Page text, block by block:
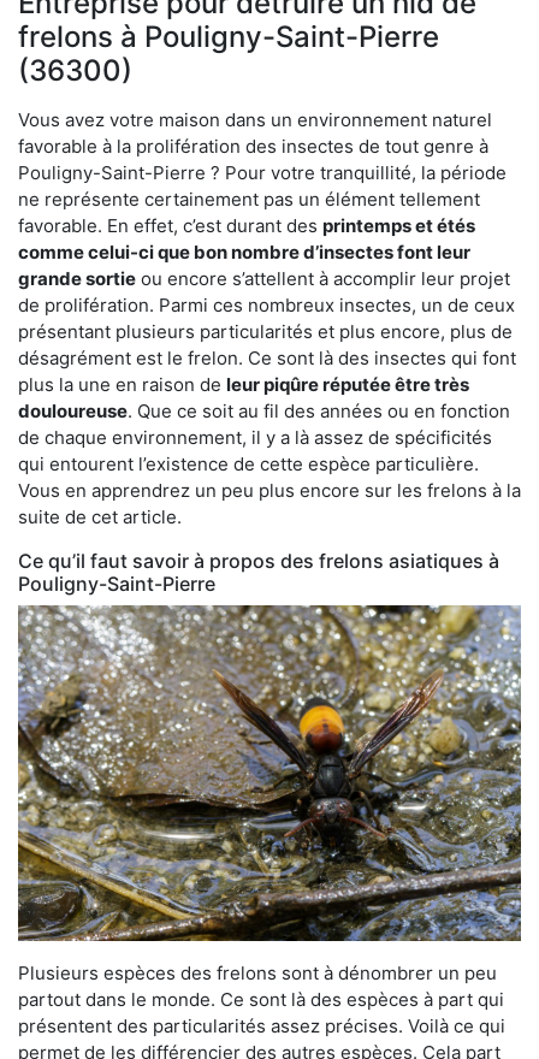
frelons à Pouligny-Saint-Pierre
(36300)
Vous avez votre maison dans un environnement naturel
favorable à la prolifération des insectes de tout genre à
Pouligny-Saint-Pierre ? Pour votre tranquillité, la période
ne représente certainement pas un élément tellement
favorable. En effet, c’est durant des printemps et étés
comme celui-ci que bon nombre d’insectes font leur
grande sortie ou encore s’attellent à accomplir leur projet
de prolifération. Parmi ces nombreux insectes, un de ceux
présentant plusieurs particularités et plus encore, plus de
désagrément est le frelon. Ce sont là des insectes qui font
plus la une en raison de leur piqûre réputée être très
douloureuse. Que ce soit au fil des années ou en fonction
de chaque environnement, il y a là assez de spécificités
qui entourent l’existence de cette espèce particulière.
Vous en apprendrez un peu plus encore sur les frelons à la
suite de cet article.
Ce qu’il faut savoir à propos des frelons asiatiques à
Pouligny-Saint-Pierre
Plusieurs espèces des frelons sont à dénombrer un peu
partout dans le monde. Ce sont là des espèces à part qui
présentent des particularités assez précises. Voilà ce qui
permet de les différencier des autres espèces. Cela part